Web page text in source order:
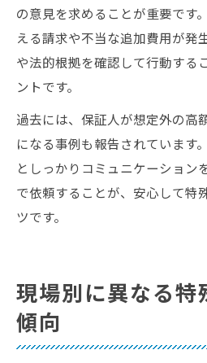
の意見を求めることが重要です
える請求や不当な追加費用が発
や法的根拠を確認して行動する
ントです。
過去には、保証人が想定外の高
になる事例も報告されています
としっかりコミュニケーション
で依頼することが、安心して特
ツです。
現場別に異なる特
傾向